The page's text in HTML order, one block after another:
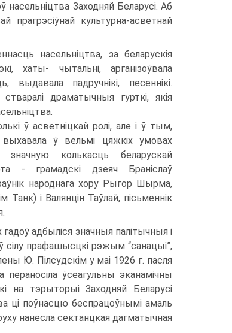
Заходняй Беларусі. Аб
культурна-асветнай
насельніцтва, за беларускія
хаты- чытальні, арганізоўвала
выдавала падручнікі, песеннікі.
драматычныя гурткі, якія
ў асветніцкай ролі, але і ў тым,
ў вельмі цяжкіх умовах
значную колькасць беларускай
- грамадскі дзеяч Браніслаў
народнага хору Рыгор Шырма,
і Валянцін Таўлай, пісьменнік
адбыліся значныя палітычныя і
сілу прафашысцкі рэжым “санацыі”,
Ю. Пілсудскім у маі 1926 г. пасля
ўсеагульны эканамічны
на тэрыторыі Заходняй Беларусі
ці поўнасцю беспрацоўнымі амаль
нанесла сектанцкая дагматычная